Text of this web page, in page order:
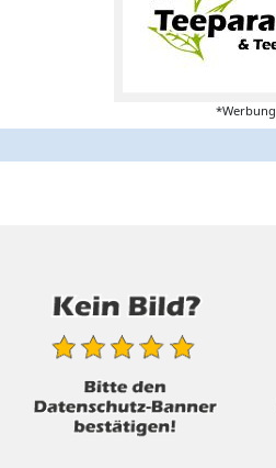
*Werbung